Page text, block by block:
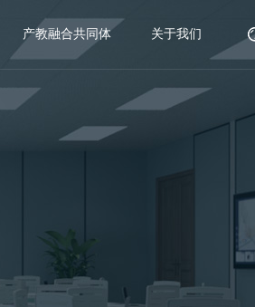
产教融合共同体 关于我们